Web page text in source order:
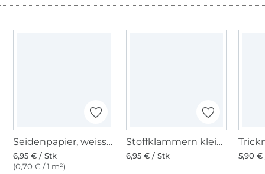
Seidenpapier, weiss/uni
6,95 € / Stk
(0,70 € / 1 m²)
Stoffklammern klein 20 Stk., bunt
6,95 € / Stk 5,90 €